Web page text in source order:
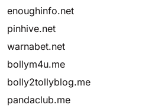
enoughinfo.net
pinhive.net
warnabet.net
bollym4u.me
bolly2tollyblog.me
pandaclub.me